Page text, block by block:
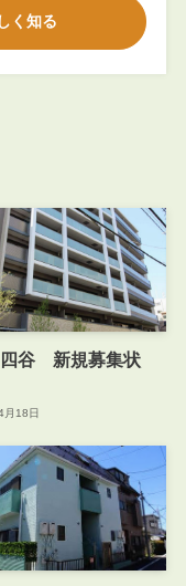
く知る
四谷 新規募集状
月18日